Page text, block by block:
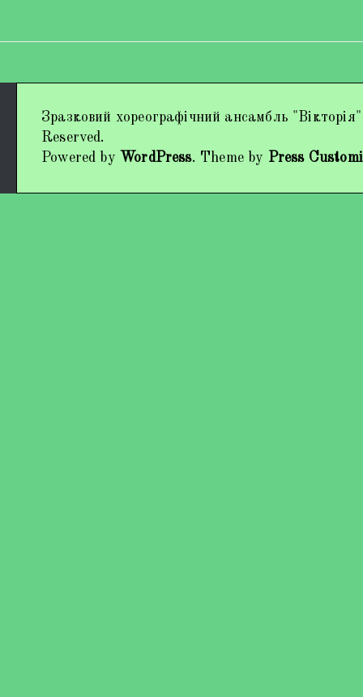
Наші виступи
Працівники колективу
Зразковий хореографічний ансамбль
Reserved.
Powered by WordPress. Theme by Press